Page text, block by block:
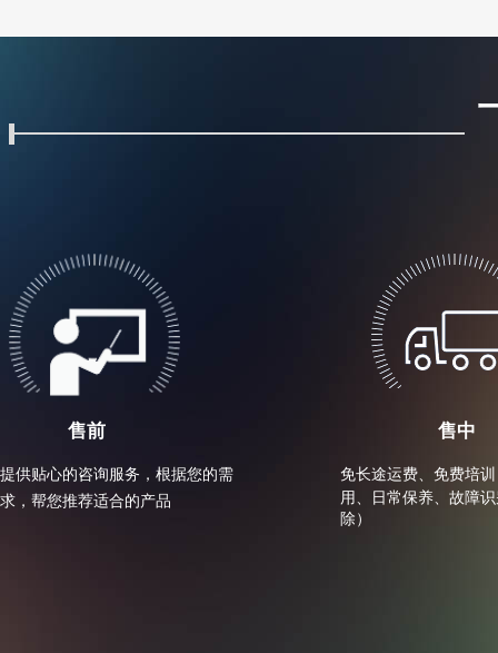
售前 售中
提供贴心的咨询服务，根据您的需
求，帮您推荐适合的产品
免长途运费、免费培
用、日常保养、故障
除）